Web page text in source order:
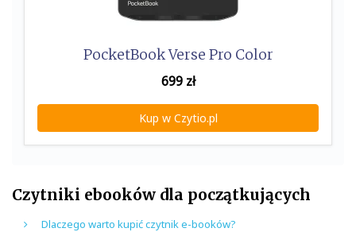
PocketBook Verse Pro Color
699zł
Kup w Czytio.pl
Czytniki ebooków dla początkujących
Dlaczego warto kupić czytnik e-booków?